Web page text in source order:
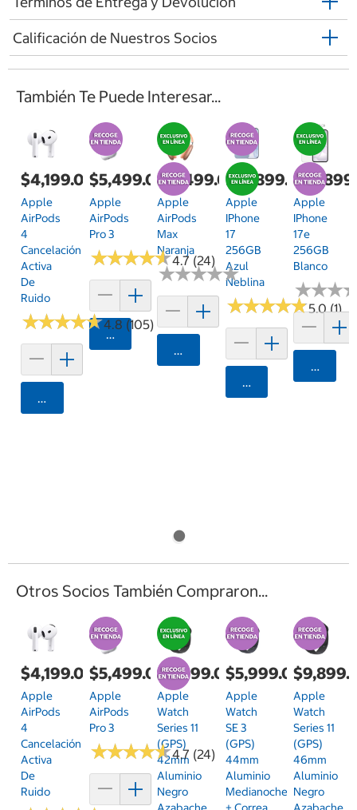
Calificación de Nuestros Socios
También Te Puede Interesar...
$4,199.00
Apple
AirPods
4
Cancelación
Activa
De
Ruido
★★★★★
★★★★★4.8 (105)
Agregar
$5,499.00
Apple
AirPods
Pro 3
★★★★★
★★★★★4.7 (24)
Agregar
$11,499.00
Apple
AirPods
Max
Naranja
★★★★★
★★★★★
Agregar
$19,899.00
Apple
IPhone
17
256GB
Azul
Neblina
★★★★★
★★★★★5.0 (1)
Agregar
Apple
IPhone
17e
256GB
Blanco
★★★
★★★
Otros Socios También Compraron...
$4,199.00
Apple
AirPods
4
Cancelación
Activa
De
Ruido
$5,499.00
Apple
AirPods
Pro 3
★★★★★
★★★★★4.7 (24)
$8,999.00
Apple
Watch
Series 11
(GPS)
42mm
Aluminio
Negro
$5,999.00
Apple
Watch
SE 3
(GPS)
44mm
Aluminio
Medianoche
Apple
Watch
Series 11
(GPS)
46mm
Aluminio
Negro